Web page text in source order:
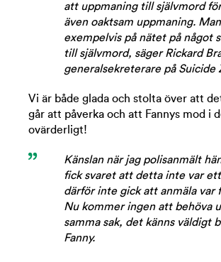
att uppmaning till självmord
även oaktsam uppmaning.
exempelvis på nätet på något
till självmord, säger Rickard
generalsekreterare på Suicide
Vi är både glada och stolta över att
går att påverka och att Fannys mod i
ovärderligt!
Känslan när jag polisanmält
fick svaret att detta inte var
därför inte gick att anmäla var
Nu kommer ingen att behöva
samma sak, det känns väldigt
Fanny.